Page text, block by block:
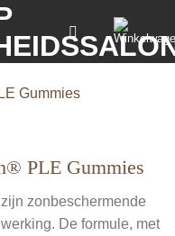
PLE Gummies
zonbeschermende
De formule, met